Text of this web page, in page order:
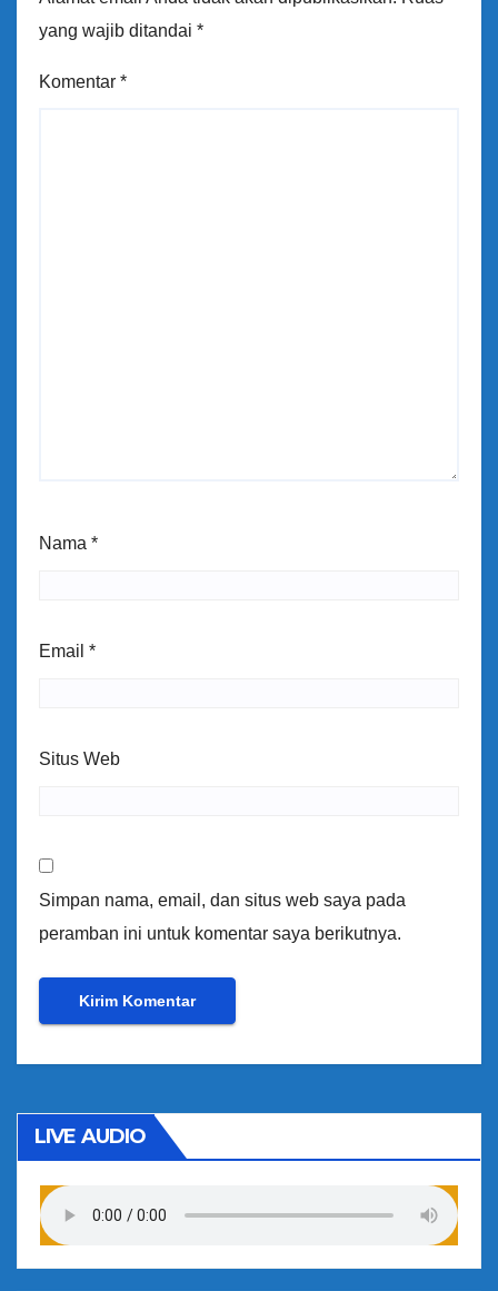
yang wajib ditandai *
Komentar *
Nama *
Email *
Situs Web
Simpan nama, email, dan situs web saya pada
peramban ini untuk komentar saya berikutnya.
LIVE AUDIO